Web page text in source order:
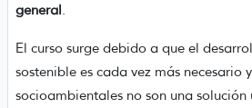
general.
El curso surge debido a que el
sostenible es cada vez más necesario
socioambientales no son una solución